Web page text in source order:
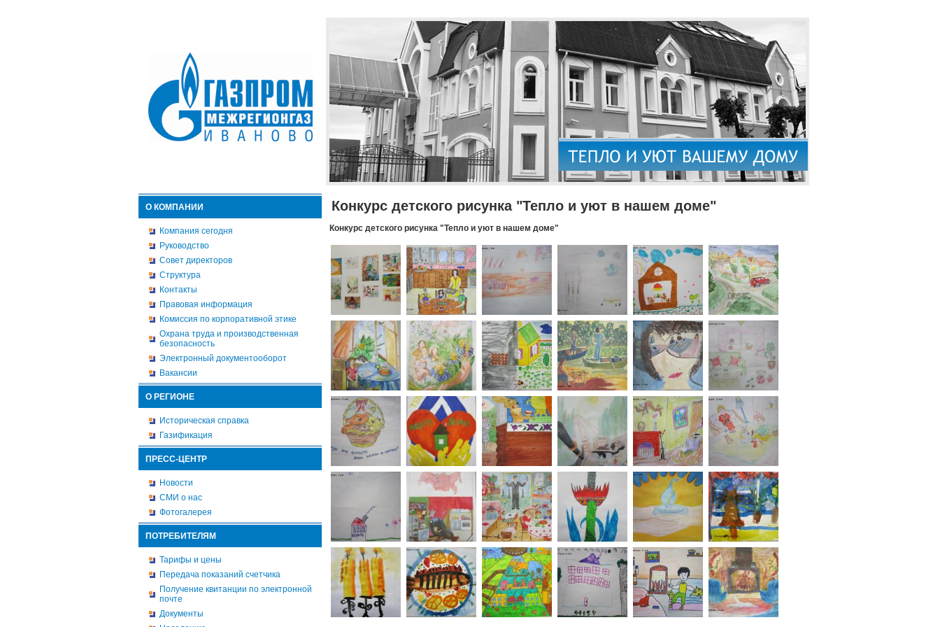
О КОМПАНИИ
Компания сегодня
Руководство
Совет директоров
Структура
Контакты
Правовая информация
Комиссия по корпоративной этике
Охрана труда и производственная
безопасность
Электронный документооборот
Вакансии
О РЕГИОНЕ
Историческая справка
Газификация
ПРЕСС-ЦЕНТР
Новости
СМИ о нас
Фотогалерея
ПОТРЕБИТЕЛЯМ
Тарифы и цены
Передача показаний счетчика
Получение квитанции по электронной
почте
Документы
Конкурс детского рисунка "Тепло и уют в нашем доме"
Конкурс детского рисунка "Тепло и уют в нашем доме"